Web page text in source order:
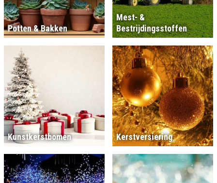
Potten & Bakken
Mest- &
Bestrijdingsstoffen
Kunstkerstbomen Kerstversiering